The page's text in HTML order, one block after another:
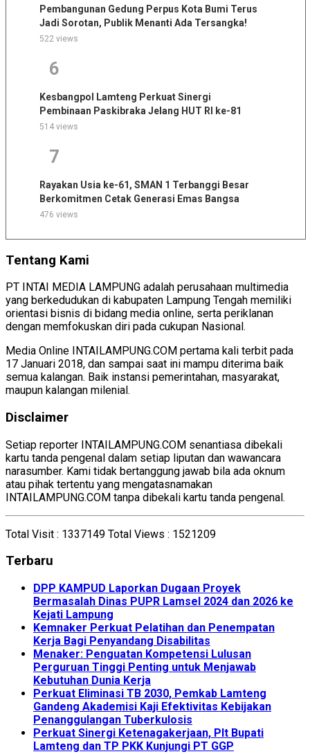
Pembangunan Gedung Perpus Kota Bumi Terus
Jadi Sorotan, Publik Menanti Ada Tersangka!
522 views
6
Kesbangpol Lamteng Perkuat Sinergi
Pembinaan Paskibraka Jelang HUT RI ke-81
514 views
7
Rayakan Usia ke-61, SMAN 1 Terbanggi Besar
Berkomitmen Cetak Generasi Emas Bangsa
476 views
Tentang Kami
PT INTAI MEDIA LAMPUNG adalah perusahaan multimedia
yang berkedudukan di kabupaten Lampung Tengah memiliki
orientasi bisnis di bidang media online, serta periklanan
dengan memfokuskan diri pada cukupan Nasional.
Media Online INTAILAMPUNG.COM pertama kali terbit pada
17 Januari 2018, dan sampai saat ini mampu diterima baik
semua kalangan. Baik instansi pemerintahan, masyarakat,
maupun kalangan milenial.
Disclaimer
Setiap reporter INTAILAMPUNG.COM senantiasa dibekali
kartu tanda pengenal dalam setiap liputan dan wawancara
narasumber. Kami tidak bertanggung jawab bila ada oknum
atau pihak tertentu yang mengatasnamakan
INTAILAMPUNG.COM tanpa dibekali kartu tanda pengenal.
Total Visit : 1337149 Total Views : 1521209
Terbaru
DPP KAMPUD Laporkan Dugaan Proyek
Bermasalah Dinas PUPR Lamsel 2024 dan 2026 ke
Kejati Lampung
Kemnaker Perkuat Pelatihan dan Penempatan
Kerja Bagi Penyandang Disabilitas
Menaker: Penguatan Kompetensi Lulusan
Perguruan Tinggi Penting untuk Menjawab
Kebutuhan Dunia Kerja
Perkuat Eliminasi TB 2030, Pemkab Lamteng
Gandeng Akademisi Kaji Efektivitas Kebijakan
Penanggulangan Tuberkulosis
Perkuat Sinergi Ketenagakerjaan, Plt Bupati
Lamteng dan TP PKK Kunjungi PT GGP